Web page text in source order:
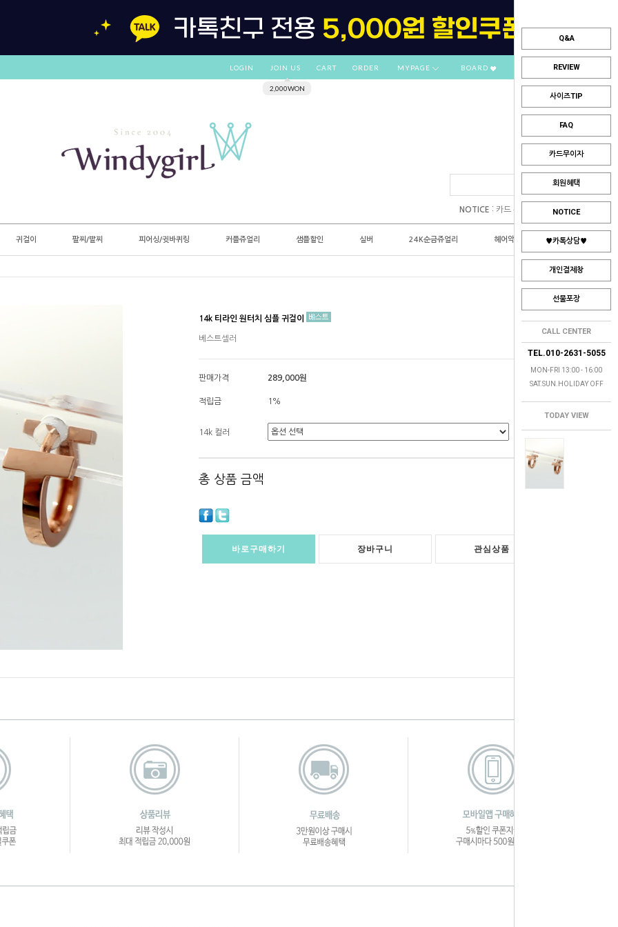
Q&A
REVIEW
사이즈TIP
FAQ
카드무이자
회원혜택
NOTICE
♥카톡상담♥
개인결제창
선물포장
CALL CENTER
TEL.010-2631-5055
MON-FRI 13:00 - 16:00
SAT.SUN.HOLIDAY OFF
TODAY VIEW
LOGIN JOIN US
2,000WON
CART ORDER MYPAGE BOARD
NOTICE : 카드 부분무이자 안내
귀걸이 팔찌/발찌 피어싱/귓바퀴링 커플쥬얼리 샘플할인 실버 24K순금쥬얼리 헤어악세사리
14k 티라인 원터치 심플 귀걸이
베스트셀러
판매가격 289,000원
적립금 1%
14k 컬러
총 상품 금액
바로구매하기 장바구니 관심상품